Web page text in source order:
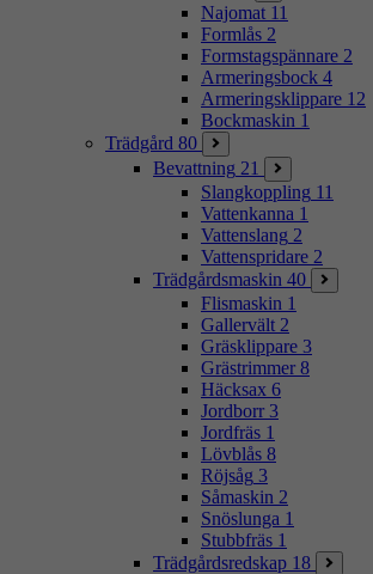
Najomat 11
Formlås 2
Formstagspännare 2
Armeringsbock 4
Armeringsklippare 12
Bockmaskin 1
Trädgård 80
Bevattning 21
Slangkoppling 11
Vattenkanna 1
Vattenslang 2
Vattenspridare 2
Trädgårdsmaskin 40
Flismaskin 1
Gallervält 2
Gräsklippare 3
Grästrimmer 8
Häcksax 6
Jordborr 3
Jordfräs 1
Lövblås 8
Röjsåg 3
Såmaskin 2
Snöslunga 1
Stubbfräs 1
Trädgårdsredskap 18